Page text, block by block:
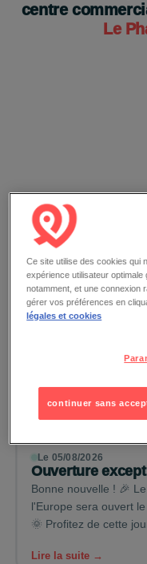
centre
Le
Le 05/08/2026
Ouverture
Bonne nouvelle ! 🎉
l'Europe sera ouvert
🌞 Profitez de cette
Lire la suite →
Ce site utilise des cookies qui
expérience utilisateur optimale
notamment, et une connexion
gérer vos préférences en
légales et cookies
continuer sans